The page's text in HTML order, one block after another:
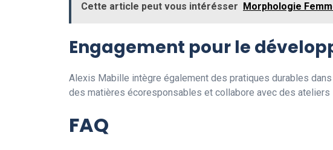
Cette article peut vous intérésser Morphologie
Engagement pour le
Alexis Mabille intègre également des pratiques durables
des matières écoresponsables et collabore avec des ateliers
FAQ